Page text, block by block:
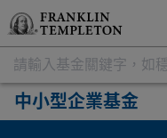
中小型企業基金